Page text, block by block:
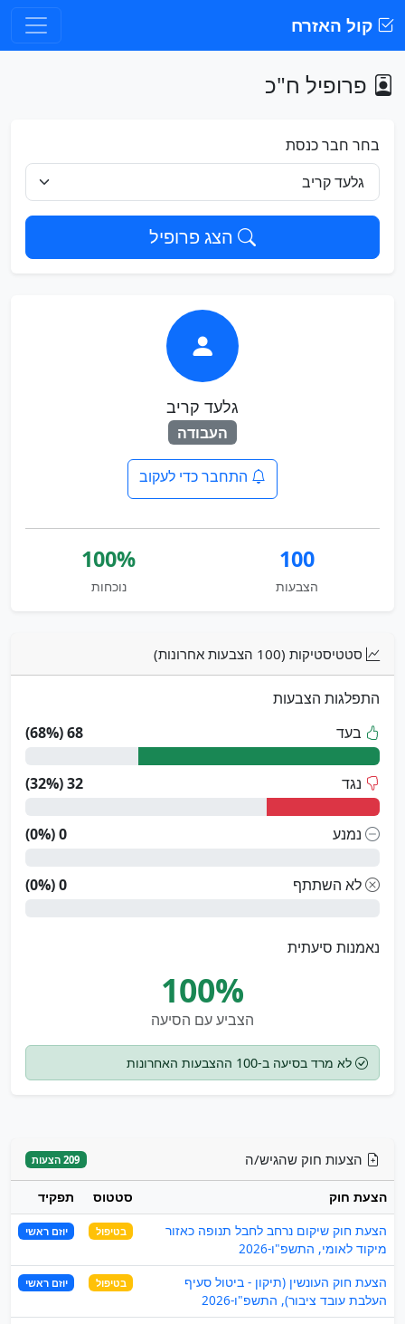
קול האזרח
פרופיל ח"כ
בחר חבר כנסת
הצג פרופיל
גלעד קריב
העבודה
התחבר כדי לעקוב
100
הצבעות
100%
נוכחות
סטטיסטיקות (100 הצבעות אחרונות)
התפלגות הצבעות
בעד
68 (68%)
נגד 32 (32%)
נמנע 0 (0%)
לא השתתף 0 (0%)
נאמנות סיעתית
100%
הצביע עם הסיעה
לא מרד בסיעה ב-100 ההצבעות האחרונות
הצעות חוק שהגיש/ה 209 הצעות
הצעת חוק סטטוס
תפקיד
הצעת חוק שיקום נרחב לחבל תנופה כאזור
מיקוד לאומי, התשפ"ו-2026
בטיפול יוזם ראשי
הצעת חוק העונשין (תיקון - ביטול סעיף
העלבת עובד ציבור), התשפ"ו-2026
בטיפול יוזם ראשי